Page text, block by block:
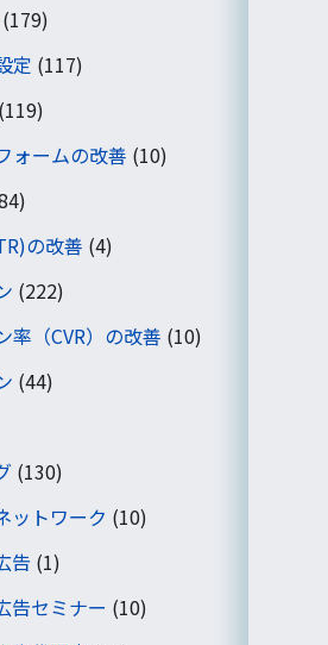
(179)
定 (117)
ォームの改善 (10)
の改善 (4)
(222)
率（CVR）の改善 (10)
(44)
(130)
ットワーク (10)
告 (1)
告セミナー (10)